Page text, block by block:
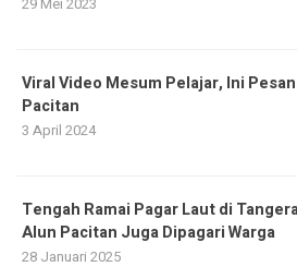
Viral Video Mesum Pelajar, Ini
Pacitan
3 April 2024
Tengah Ramai Pagar Laut di
Alun Pacitan Juga Dipagari Warga
28 Januari 2025